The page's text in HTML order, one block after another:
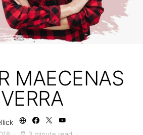
MAECENAS